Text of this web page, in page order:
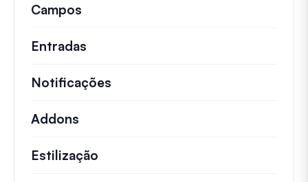
Campos
Entradas
Notificações
Addons
Estilização